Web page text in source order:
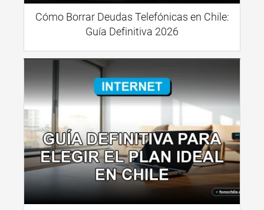
Cómo Borrar Deudas Telefónicas en Chile:
Guía Definitiva 2026